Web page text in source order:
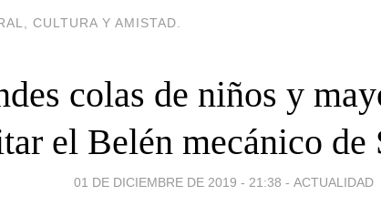
CULTURA Y AMISTAD.
colas de niños y
el Belén mecánico de
01 DE DICIEMBRE DE 2019 - 21:38 - ACTUALIDAD